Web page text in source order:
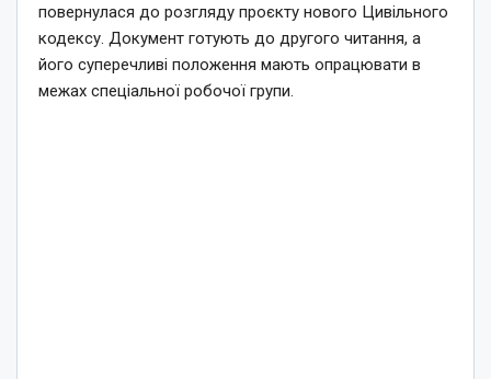
повернулася до розгляду проєкту нового Цивільного
кодексу. Документ готують до другого читання, а
його суперечливі положення мають опрацювати в
межах спеціальної робочої групи.